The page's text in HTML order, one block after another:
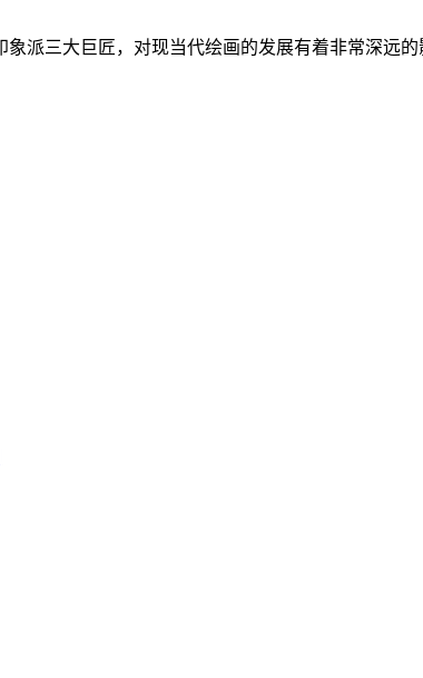
派三大巨匠，对现当代绘画的发展有着非常深远